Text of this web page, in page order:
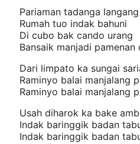
Pariaman tadanga langang
Rumah tuo indak bahuni
Di cubo bak cando urang
Bansaik manjadi pamenan
Dari limpato ka sungai
Raminyo balai manjalang
Raminyo balai manjalang
Usah diharok ka bake
Indak baringgik badan
Indak baringgik badan